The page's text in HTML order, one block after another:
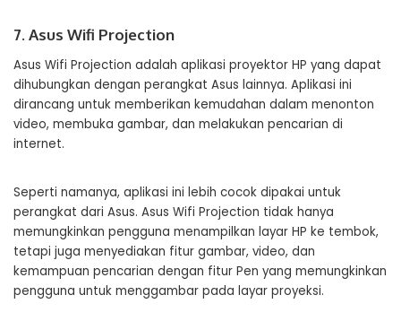
7. Asus Wifi Projection
Asus Wifi Projection adalah aplikasi proyektor HP yang dapat
dihubungkan dengan perangkat Asus lainnya. Aplikasi ini
dirancang untuk memberikan kemudahan dalam menonton
video, membuka gambar, dan melakukan pencarian di
internet.
Seperti namanya, aplikasi ini lebih cocok dipakai untuk
perangkat dari Asus. Asus Wifi Projection tidak hanya
memungkinkan pengguna menampilkan layar HP ke tembok,
tetapi juga menyediakan fitur gambar, video, dan
kemampuan pencarian dengan fitur Pen yang memungkinkan
pengguna untuk menggambar pada layar proyeksi.